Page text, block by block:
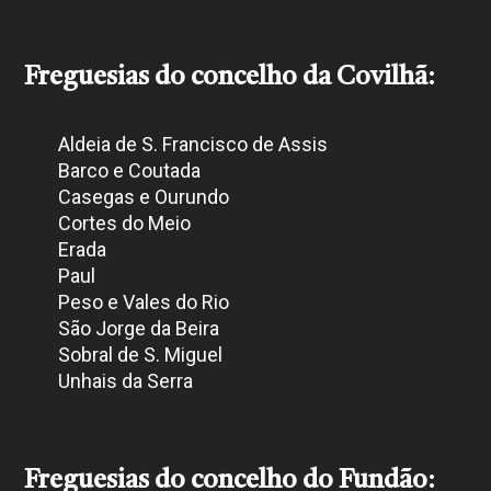
Freguesias do concelho da Covilhã:
Aldeia de S. Francisco de Assis
Barco e Coutada
Casegas e Ourundo
Cortes do Meio
Erada
Paul
Peso e Vales do Rio
São Jorge da Beira
Sobral de S. Miguel
Unhais da Serra
Freguesias do concelho do Fundão: